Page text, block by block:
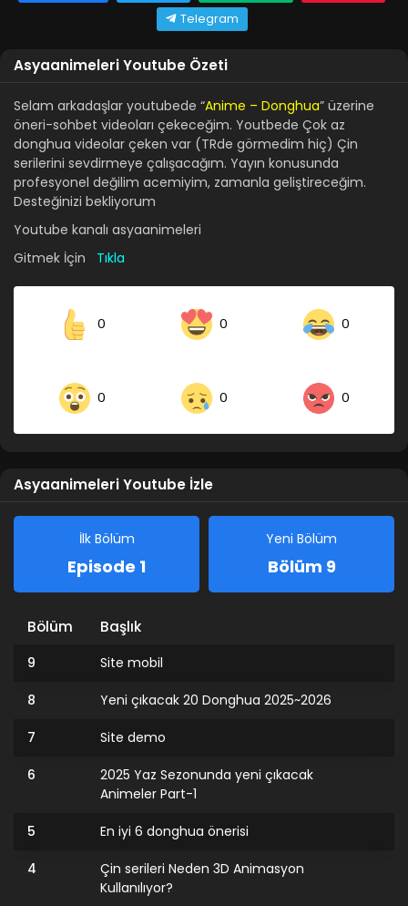
Telegram
Asyaanimeleri Youtube Özeti
Selam arkadaşlar youtubede “Anime – Donghua” üzerine
öneri-sohbet videoları çekeceğim. Youtbede Çok az
donghua videolar çeken var (TRde görmedim hiç) Çin
serilerini sevdirmeye çalışacağım. Yayın konusunda
profesyonel değilim acemiyim, zamanla geliştireceğim.
Desteğinizi bekliyorum
Youtube kanalı asyaanimeleri
Gitmek İçin Tıkla
0 0 0
0 0 0
Asyaanimeleri Youtube İzle
İlk Bölüm
Episode 1
Yeni Bölüm
Bölüm 9
Bölüm Başlık
9 Site mobil
8 Yeni çıkacak 20 Donghua 2025~2026
7 Site demo
6
2025 Yaz Sezonunda yeni çıkacak
Animeler Part-1
5 En iyi 6 donghua önerisi
4
Çin serileri Neden 3D Animasyon
Kullanılıyor?